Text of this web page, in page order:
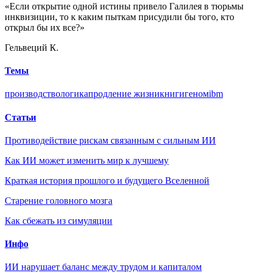
«Если открытие одной истины привело Галилея в тюрьмы
инквизиции, то к каким пыткам присудили бы того, кто
открыл бы их все?»
Гельвеций К.
Темы
производствологикапродление жизникнигигеномibm
Статьи
Противодействие рискам связанным с сильным ИИ
Как ИИ может изменить мир к лучшему
Краткая история прошлого и будущего Вселенной
Старение головного мозга
Как сбежать из симуляции
Инфо
ИИ нарушает баланс между трудом и капиталом